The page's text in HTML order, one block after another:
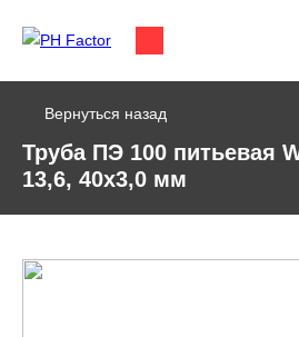
Вернуться назад
Труба ПЭ 100 питьевая
13,6, 40х3,0 мм